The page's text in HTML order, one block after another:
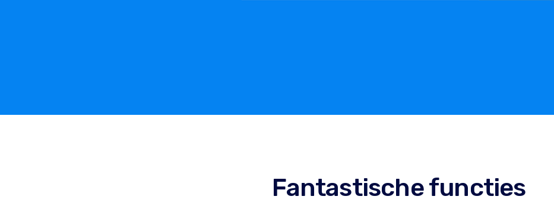
Fantastische functies